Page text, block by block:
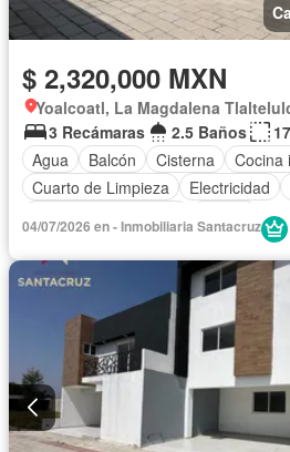
$ 2,320,000 MXN
Yoalcoatl, La Magdalena
3 Recámaras
2.5 Baños
Agua
Balcón Cisterna
Cocina
Cuarto de Limpieza
Electricidad
04/07/2026 en - Inmobiliaria Santacruz